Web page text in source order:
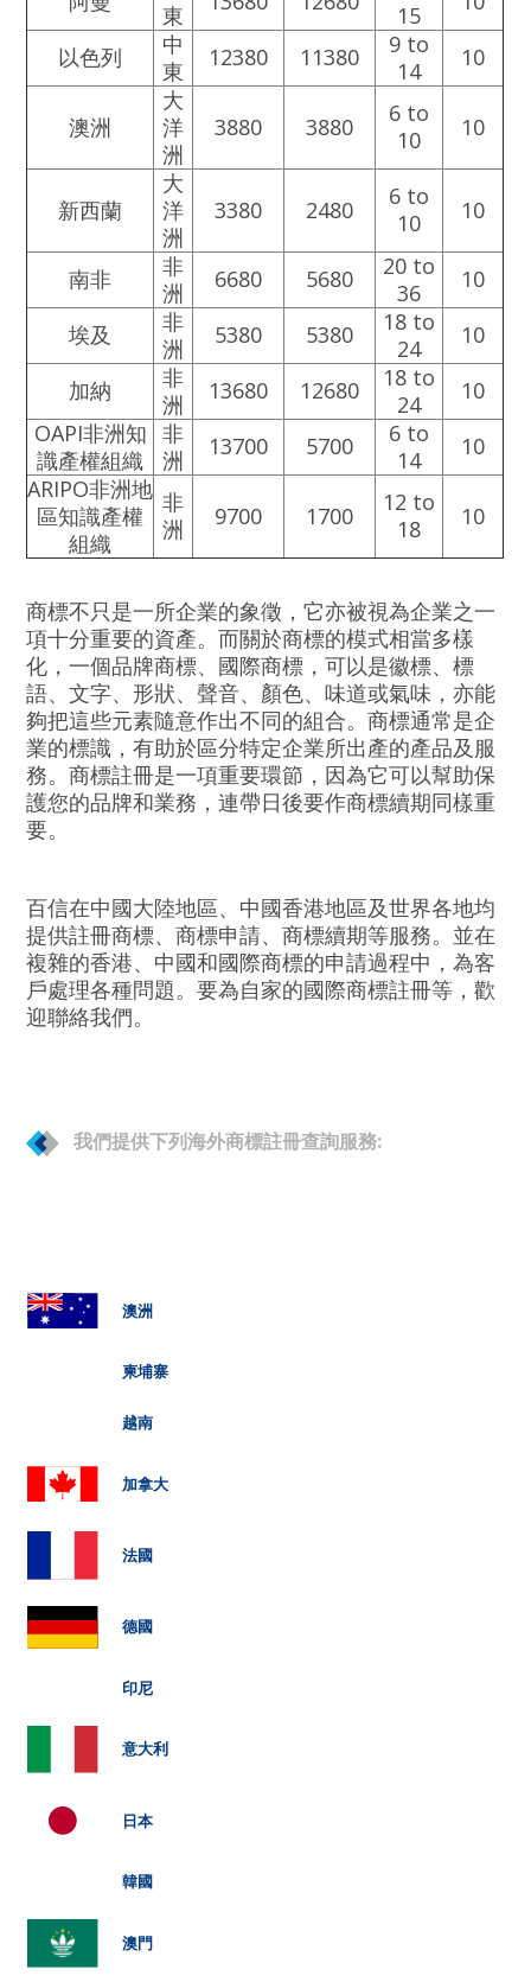
東
15
以色列
中
東
12380 11380
9 to
14
10
澳洲
大
洋
洲
3880 3880
6 to
10
10
新西蘭
大
洋
洲
3380 2480
6 to
10
10
南非
非
洲
6680 5680
20 to
36
10
埃及
非
洲
5380 5380
18 to
24
10
加納
非
洲
13680 12680
18 to
24
10
OAPI非洲知
識產權組織
非
洲
13700 5700
6 to
14
10
ARIPO非洲地
區知識產權
組織
非
洲
9700 1700
12 to
18
10
商標不只是一所企業的象徵，它亦被視為企業之一
項十分重要的資產。而關於商標的模式相當多樣
化，一個品牌商標、國際商標，可以是徽標、標
語、文字、形狀、聲音、顏色、味道或氣味，亦能
夠把這些元素隨意作出不同的組合。商標通常是企
業的標識，有助於區分特定企業所出產的產品及服
務。商標註冊是一項重要環節，因為它可以幫助保
護您的品牌和業務，連帶日後要作商標續期同樣重
要。
百信在中國大陸地區、中國香港地區及世界各地均
提供註冊商標、商標申請、商標續期等服務。並在
複雜的香港、中國和國際商標的申請過程中，為客
戶處理各種問題。要為自家的國際商標註冊等，歡
迎聯絡我們。
我們提供下列海外商標註冊查詢服務:
澳洲
柬埔寨
越南
加拿大
法國
德國
印尼
意大利
日本
韓國
澳門